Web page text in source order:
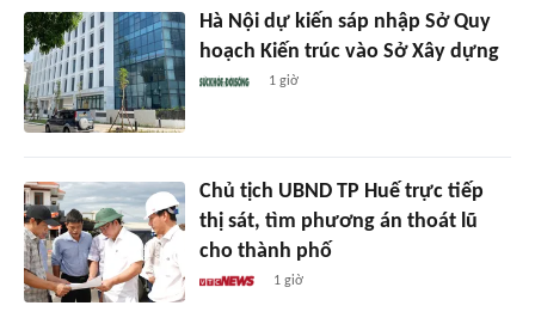
Hà Nội dự kiến sáp nhập Sở Quy
hoạch Kiến trúc vào Sở Xây dựng
1 giờ
Chủ tịch UBND TP Huế trực tiếp
thị sát, tìm phương án thoát lũ
cho thành phố
1 giờ